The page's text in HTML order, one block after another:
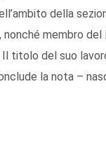
della
membro
titolo del suo
la nota –